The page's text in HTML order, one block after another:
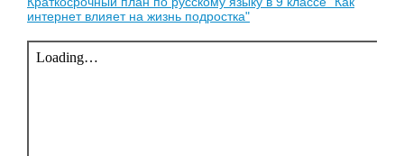
интернет влияет на жизнь подростка"